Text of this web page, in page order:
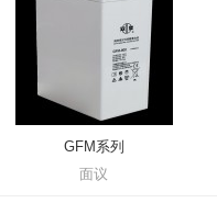
GFM系列
面议